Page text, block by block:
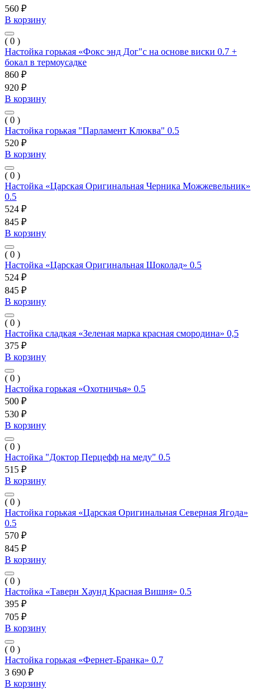
560 ₽
В корзину
( 0 )
Настойка горькая «Фокс энд Дог"с на основе виски 0.7 +
бокал в термоусадке
860 ₽
920 ₽
В корзину
( 0 )
Настойка горькая "Парламент Клюква" 0.5
520 ₽
В корзину
( 0 )
Настойка «Царская Оригинальная Черника Можжевельник»
0.5
524 ₽
845 ₽
В корзину
( 0 )
Настойка «Царская Оригинальная Шоколад» 0.5
524 ₽
845 ₽
В корзину
( 0 )
Настойка сладкая «Зеленая марка красная смородина» 0,5
375 ₽
В корзину
( 0 )
Настойка горькая «Охотничья» 0.5
500 ₽
530 ₽
В корзину
( 0 )
Настойка "Доктор Перцефф на меду" 0.5
515 ₽
В корзину
( 0 )
Настойка горькая «Царская Оригинальная Северная Ягода»
0.5
570 ₽
845 ₽
В корзину
( 0 )
Настойка «Таверн Хаунд Красная Вишня» 0.5
395 ₽
705 ₽
В корзину
( 0 )
Настойка горькая «Фернет-Бранка» 0.7
3 690 ₽
В корзину